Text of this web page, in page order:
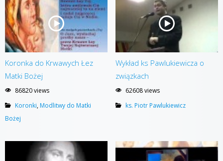
Koronka do Krwawych Łez
Matki Bożej
86820 views
Koronki,Modlitwy do Matki
Bożej
Wykład ks Pawlukiewicza o
związkach
62608 views
ks. Piotr Pawlukiewicz